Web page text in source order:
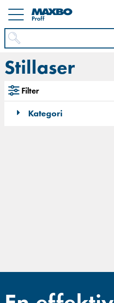
Stillaser
Filter
Kategori